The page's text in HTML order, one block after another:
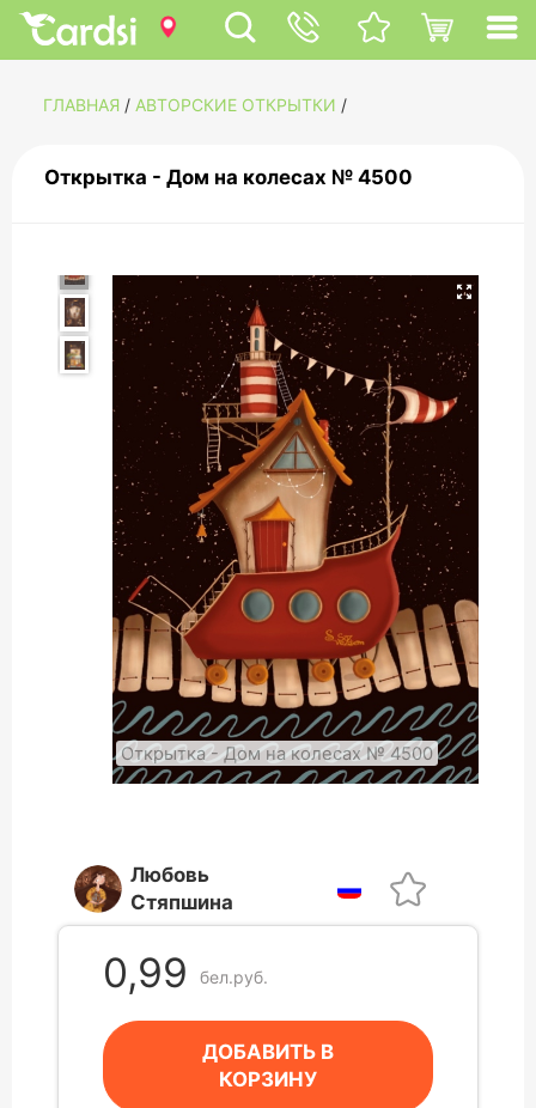
ГЛАВНАЯ / АВТОРСКИЕ ОТКРЫТКИ /
Открытка - Дом на колесах № 4500
Открытка - Дом на колесах № 4500
Любовь
Стяпшина
0,99 бел.руб.
ДОБАВИТЬ В
КОРЗИНУ